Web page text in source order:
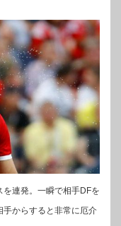
連発。一瞬で相手DFを
からすると非常に厄介